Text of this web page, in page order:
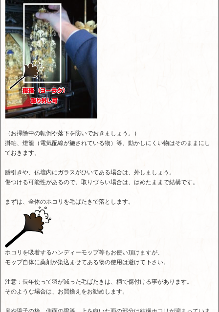
（お掃除中の転倒や落下を防いでおきましょう。）
掛軸、燈籠（電気配線が施されている物）等、動かしにくい物はそのままにし
ておきます。
膳引きや、仏壇内にガラスがひいてある場合は、外しましょう。
傷つける可能性があるので、取りづらい場合は、はめたままで結構です。
まずは、全体のホコリを毛ばたきで落とします。
ホコリを吸着するハンディーモップ等もお使い頂けますが、
モップ自体に薬剤が染込ませてある物の使用は避けて下さい。
注意：長年使って羽が減った毛ばたきは、柄で傷付ける事があります。
そのような場合は、お買換えをお勧めします。